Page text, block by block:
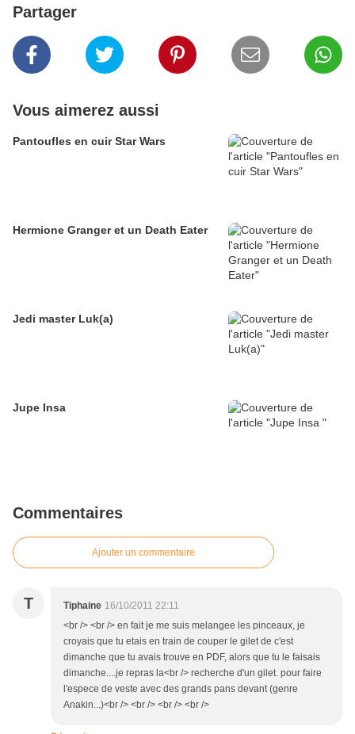
Partager
Vous aimerez aussi
Pantoufles en cuir Star Wars
Hermione Granger et un Death Eater
Jedi master Luk(a)
Jupe Insa
Commentaires
Ajouter un commentaire
T Tiphaine 16/10/2011 22:11
<br /> <br /> en fait je me suis melangee les pinceaux, je
croyais que tu etais en train de couper le gilet de c'est
dimanche que tu avais trouve en PDF, alors que tu le faisais
dimanche....je repras la<br /> recherche d'un gilet. pour faire
l'espece de veste avec des grands pans devant (genre
Anakin...)<br /> <br /> <br /> <br />